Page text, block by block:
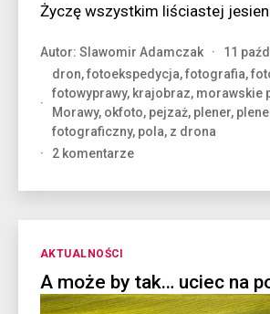
Życzę wszystkim liściastej
Autor: Slawomir Adamczak
11
dron,fotoekspedycja,fotografia,
fotowyprawy, krajobraz, morawskie
Morawy, okfoto, pejzaż, plener,
fotograficzny, pola, z drona
2 komentarzedo
morawski
Kategorie
AKTUALNOŚCI
A może by tak… uciec na